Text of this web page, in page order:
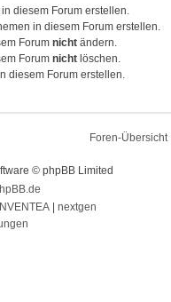
diesem Forum erstellen.
in diesem Forum erstellen.
Forum nicht ändern.
Forum nicht löschen.
diesem Forum erstellen.
Foren-Übersicht
© phpBB Limited
INVENTEA
nextgen